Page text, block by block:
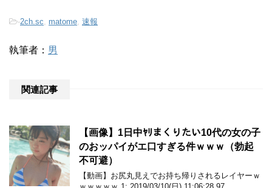
-2ch.sc matome 速報
執筆者： 男
関連記事
【画像】1日中ﾔﾘまくりたい10代の女の子
のおッパイがエ口すぎる件ｗｗｗ（勃起
不可避）
【動画】お尻丸見えでお持ち帰りされるレイヤーｗ